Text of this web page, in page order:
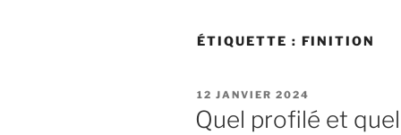
ÉTIQUETTE : FINITION
POSTED
ON
12 JANVIER 2024
Quel profilé et